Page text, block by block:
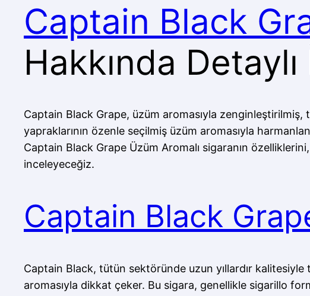
Captain Black
Hakkında
Captain Black Grape, üzüm aromasıyla
yapraklarının özenle seçilmiş üzüm aromasıyla
Captain Black Grape Üzüm Aromalı sigaranın
inceleyeceğiz.
Captain Black
Captain Black, tütün sektöründe uzun yıllardır kalitesiyle
aromasıyla dikkat çeker. Bu sigara, genellikle sigarillo